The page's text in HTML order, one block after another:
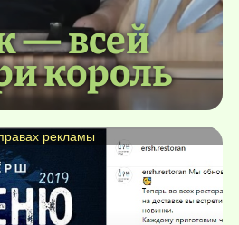
— всей
король
рекламы